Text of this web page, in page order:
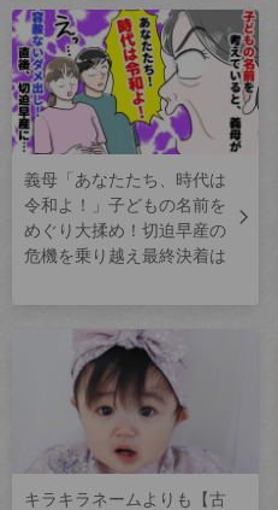
義母「あなたたち、時代は
令和よ！」子どもの名前を
めぐり大揉め！切迫早産の
危機を乗り越え最終決着は
キラキラネームよりも【古